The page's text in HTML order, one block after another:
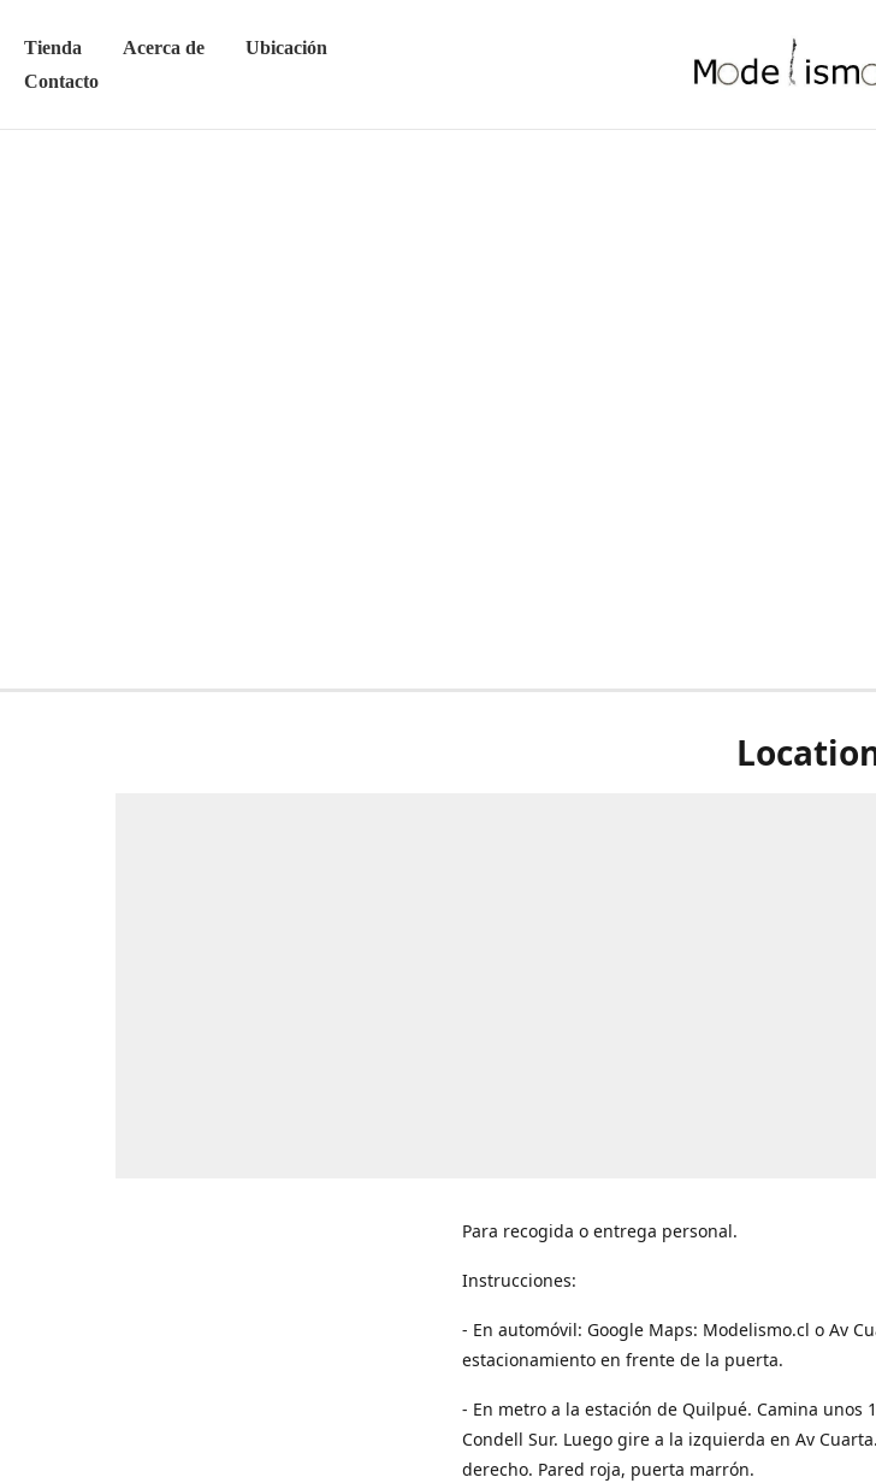
Tienda Acerca de
Ubicación
Contacto
Para recogida o entrega personal.
Instrucciones:
- En automóvil: Google Maps: Modelismo.cl o Av
estacionamiento en frente de la puerta.
- En metro a la estación de Quilpué. Camina unos
Condell Sur. Luego gire a la izquierda en Av
derecho. Pared roja, puerta marrón.